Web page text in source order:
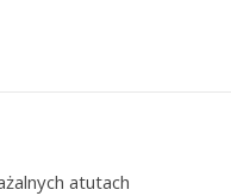
atutach